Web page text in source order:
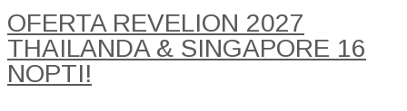
OFERTA REVELION 2027
THAILANDA & SINGAPORE 16
NOPTI!